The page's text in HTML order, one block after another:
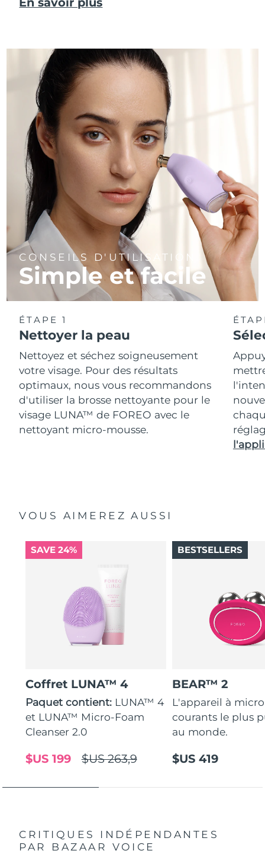
CONSEILS D'UTILISATION
Simple et facile
ÉTAPE 1
Nettoyer la peau
Nettoyez et séchez soigneusement
votre visage. Pour des résultats
optimaux, nous vous recommandons
d'utiliser la brosse nettoyante pour le
visage LUNA™ de FOREO avec le
nettoyant micro-mousse.
VOUS AIMEREZ AUSSI
SAVE 24%
Coffret LUNA™ 4
Paquet contient: LUNA™ 4
et LUNA™ Micro-Foam
Cleanser 2.0
$US 263,9
$US 199
BEAR™ 2
L'appareil à
courants le plus
au monde.
$US 419
BESTSELLERS
CRITIQUES INDÉPENDANTES
PAR BAZAAR VOICE